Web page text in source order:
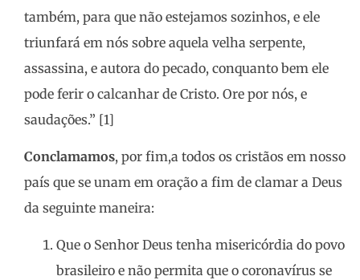
também, para que não estejamos sozinhos, e ele
triunfará em nós sobre aquela velha serpente,
assassina, e autora do pecado, conquanto bem ele
pode ferir o calcanhar de Cristo. Ore por nós, e
saudações.” [1]
Conclamamos, por fim,a todos os cristãos em nosso
país que se unam em oração a fim de clamar a Deus
da seguinte maneira:
Que o Senhor Deus tenha misericórdia do povo
brasileiro e não permita que o coronavírus se